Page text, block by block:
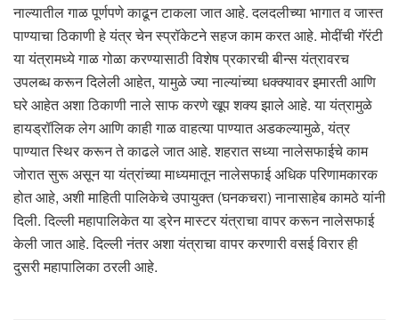
नाल्यातील गाळ पूर्णपणे काढून टाकला जात आहे. दलदलीच्या भागात व जास्त
पाण्याचा ठिकाणी हे यंत्र चेन स्प्रॉकेटने सहज काम करत आहे. मोदींची गॅरंटी
या यंत्रामध्ये गाळ गोळा करण्यासाठी विशेष प्रकारची बीन्स यंत्रावरच
उपलब्ध करून दिलेली आहेत, यामुळे ज्या नाल्यांच्या धक्क्यावर इमारती आणि
घरे आहेत अशा ठिकाणी नाले साफ करणे खूप शक्य झाले आहे. या यंत्रामुळे
हायड्रॉलिक लेग आणि काही गाळ वाहत्या पाण्यात अडकल्यामुळे, यंत्र
पाण्यात स्थिर करून ते काढले जात आहे. शहरात सध्या नालेसफाईचे काम
जोरात सुरू असून या यंत्रांच्या माध्यमातून नालेसफाई अधिक परिणामकारक
होत आहे, अशी माहिती पालिकेचे उपायुक्त (घनकचरा) नानासाहेब कामठे यांनी
दिली. दिल्ली महापालिकेत या ड्रेन मास्टर यंत्राचा वापर करून नालेसफाई
केली जात आहे. दिल्ली नंतर अशा यंत्राचा वापर करणारी वसई विरार ही
दुसरी महापालिका ठरली आहे.